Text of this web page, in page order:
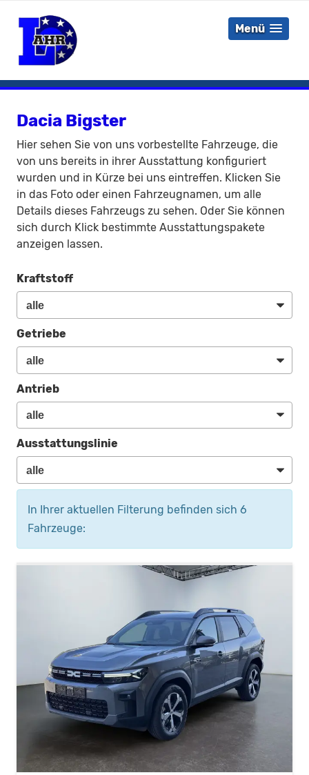
Menü
Dacia Bigster
Hier sehen Sie von uns vorbestellte Fahrzeuge, die
von uns bereits in ihrer Ausstattung konfiguriert
wurden und in Kürze bei uns eintreffen. Klicken Sie
in das Foto oder einen Fahrzeugnamen, um alle
Details dieses Fahrzeugs zu sehen. Oder Sie können
sich durch Klick bestimmte Ausstattungspakete
anzeigen lassen.
Kraftstoff
Getriebe
Antrieb
Ausstattungslinie
In Ihrer aktuellen Filterung befinden sich 6
Fahrzeuge: